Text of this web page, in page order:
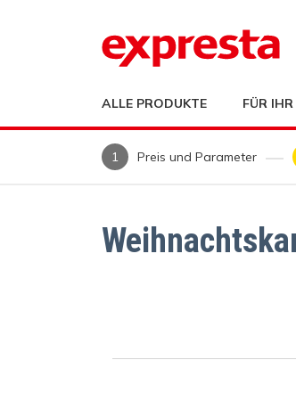
ALLE PRODUKTE FÜR
Preis und Parameter